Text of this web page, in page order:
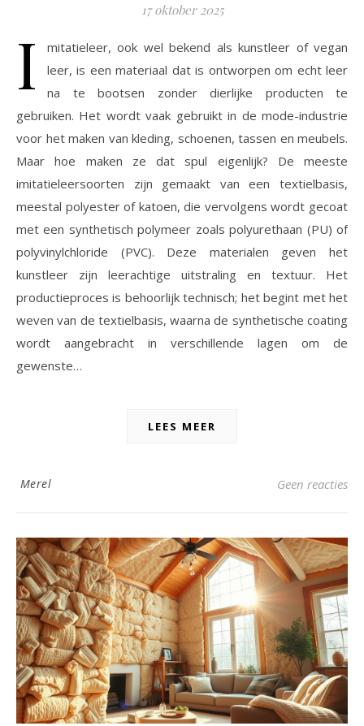
17 oktober 2025
I
mitatieleer, ook wel bekend als kunstleer of vegan
leer, is een materiaal dat is ontworpen om echt leer
na te bootsen zonder dierlijke producten te
gebruiken. Het wordt vaak gebruikt in de mode-industrie
voor het maken van kleding, schoenen, tassen en meubels.
Maar hoe maken ze dat spul eigenlijk? De meeste
imitatieleersoorten zijn gemaakt van een textielbasis,
meestal polyester of katoen, die vervolgens wordt gecoat
met een synthetisch polymeer zoals polyurethaan (PU) of
polyvinylchloride (PVC). Deze materialen geven het
kunstleer zijn leerachtige uitstraling en textuur. Het
productieproces is behoorlijk technisch; het begint met het
weven van de textielbasis, waarna de synthetische coating
wordt aangebracht in verschillende lagen om de
gewenste…
LEES MEER
Merel Geen reacties